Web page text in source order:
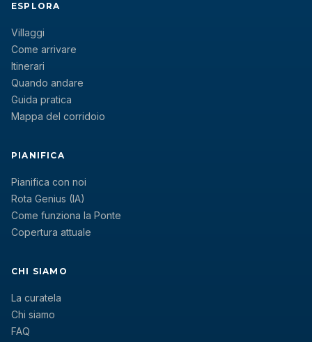
ESPLORA
Villaggi
Come arrivare
Itinerari
Quando andare
Guida pratica
Mappa del corridoio
PIANIFICA
Pianifica con noi
Rota Genius (IA)
Come funziona la Ponte
Copertura attuale
CHI SIAMO
La curatela
Chi siamo
FAQ